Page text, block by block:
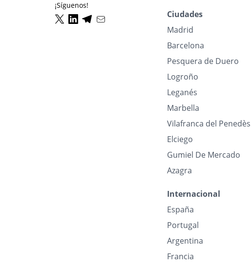
¡Síguenos!
Ciudades
Madrid
Barcelona
Pesquera de Duero
Logroño
Leganés
Marbella
Vilafranca del Penedès
Elciego
Gumiel De Mercado
Azagra
Internacional
España
Portugal
Argentina
Francia